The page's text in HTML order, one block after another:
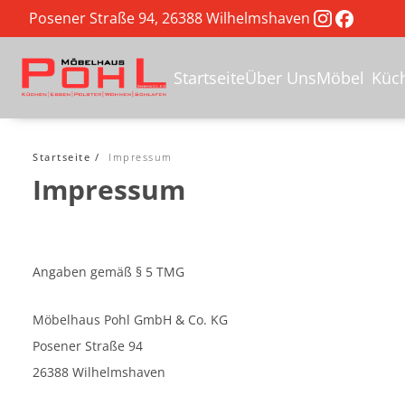
Posener Straße 94, 26388 Wilhelmshaven
StartseiteÜber UnsMöbel
Startseite Impressum
Impressum
Angaben gemäß § 5 TMG
Möbelhaus Pohl GmbH & Co. KG
Posener Straße 94
26388 Wilhelmshaven